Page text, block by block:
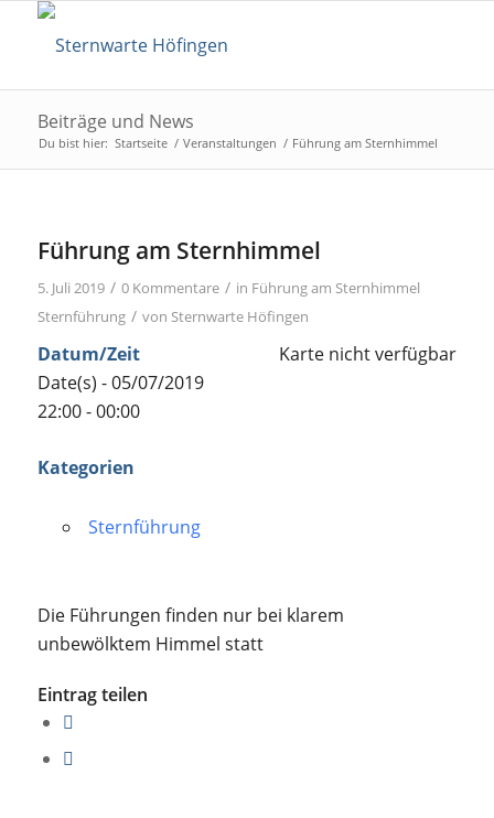
Beiträge und News
Du bist hier: Startseite / Veranstaltungen / Führung am Sternhimmel
Führung am Sternhimmel
5. Juli 2019 / 0 Kommentare / in Führung am Sternhimmel
Sternführung / von Sternwarte Höfingen
Karte nicht verfügbar
Datum/Zeit
Date(s) - 05/07/2019
22:00 - 00:00
Kategorien
Sternführung
Die Führungen finden nur bei klarem
unbewölktem Himmel statt
Eintrag teilen